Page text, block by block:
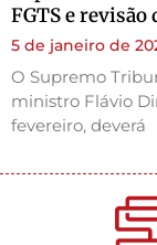
FGTS e revisão
5 de janeiro de
O Supremo
ministro Flávio
fevereiro, deverá